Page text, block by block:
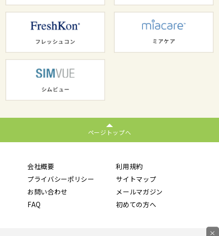
ページトップへ
会社概要
利用規約
プライバシーポリシー
サイトマップ
お問い合わせ
メールマガジン
FAQ
初めての方へ
×